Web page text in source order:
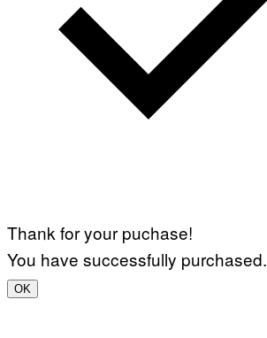
Thank for your puchase!
You have successfully purchased.
OK